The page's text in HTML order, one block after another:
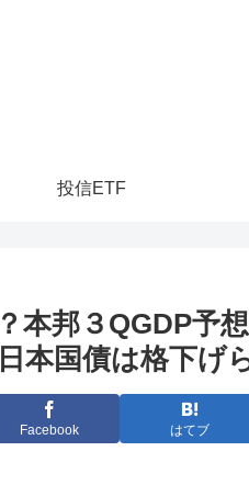
投信ETF
本邦３QGDP予
本国債は格下げ
Facebook はてブ